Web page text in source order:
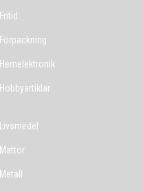
Fritid
Förpackning
Hemelektronik
Hobbyartiklar
Livsmedel
Mattor
Metall